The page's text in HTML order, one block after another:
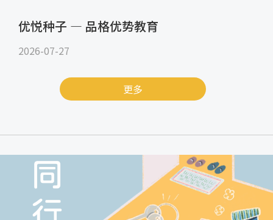
优悦种子 — 品格优势教育
2026-07-27
更多